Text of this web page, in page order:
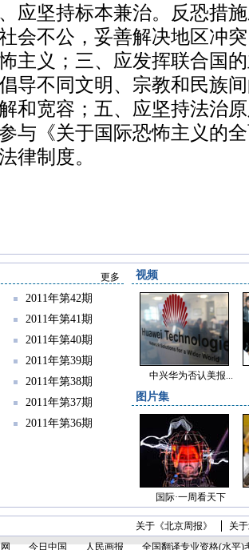
应坚持标本兼治。反恐措
会不公，妥善解决地区冲
主义；三、应发挥联合国
导不同文明、宗教和民族
和宽容；五、应坚持法治
与《关于国际恐怖主义的
律制度。
更多
2011年第42期
2011年第41期
2011年第40期
2011年第39期
2011年第38期
2011年第37期
2011年第36期
视频
中兴华为否认美报...
图片集
国际·一周看天下
关于《北京周报》
关
今日中国 人民画报 全国翻译专业资格(水平)